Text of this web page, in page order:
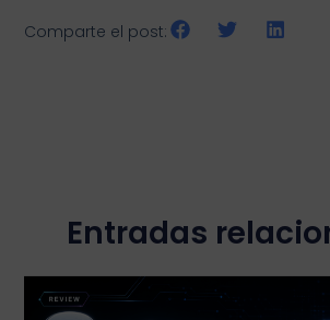
Comparte el post:
Entradas